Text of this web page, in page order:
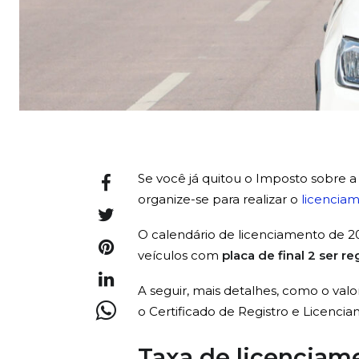
Se você já quitou o Imposto sobre
organize-se para realizar o
O calendário de licenciamento de
veículos com placa de final 2 ser
A seguir, mais detalhes, como o
o Certificado de Registro e